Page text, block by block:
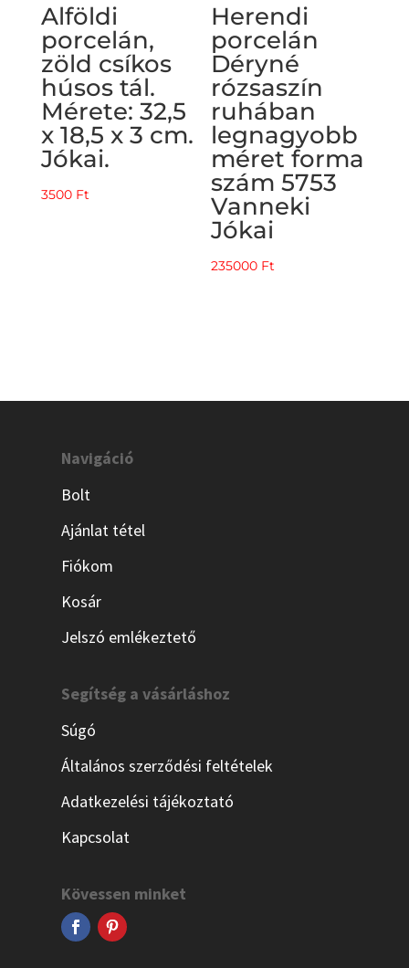
Alföldi
porcelán,
zöld csíkos
húsos tál.
Mérete: 32,5
x 18,5 x 3 cm.
Jókai.
3500 Ft
Herendi
porcelán
Déryné
rózsaszín
ruhában
legnagyobb
méret forma
szám 5753
Vanneki
Jókai
235000 Ft
Navigáció
Bolt
Ajánlat tétel
Fiókom
Kosár
Jelszó emlékeztető
Segítség a vásárláshoz
Súgó
Általános szerződési feltételek
Adatkezelési tájékoztató
Kapcsolat
Kövessen minket